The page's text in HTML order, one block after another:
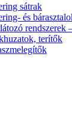
sátrak
és
rendszerek
terítők